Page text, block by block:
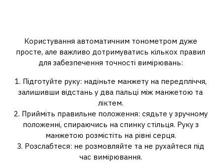
Користування автоматичним тонометром дуже
просте, але важливо дотримуватись кількох правил
для забезпечення точності вимірювань:
1. Підготуйте руку: надіньте манжету на передпліччя,
залишивши відстань у два пальці між манжетою та
ліктем.
2. Прийміть правильне положення: сядьте у зручному
положенні, спираючись на спинку стільця. Руку з
манжетою розмістіть на рівні серця.
3. Розслабтеся: не розмовляйте та не рухайтеся під
час вимірювання.